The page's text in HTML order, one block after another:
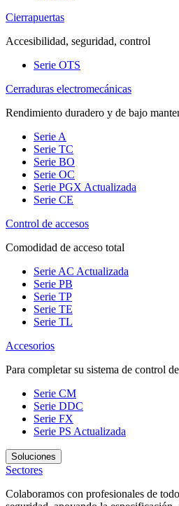
Cierrapuertas
Accesibilidad, seguridad, control
Serie OTS
Cerraduras electromecánicas
Rendimiento duradero y de bajo
Serie A
Serie TC
Serie BO
Serie OC
Serie PGX Actualizada
Serie CE
Control de accesos
Comodidad de acceso total
Serie AC Actualizada
Serie PB
Serie TP
Serie TE
Serie TL
Accesorios
Para completar su sistema de control
Serie CM
Serie DDC
Serie FX
Serie PS Actualizada
Soluciones
Sectores
Colaboramos con profesionales de